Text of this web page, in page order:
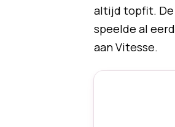
altijd topfit.
speelde al
aan Vitesse.